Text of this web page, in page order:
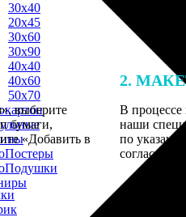
30х40
20х45
30х60
30х90
40х40
40х60
50х70
выберите
бумаги,
«Добавить в
2.
В процессе
наши
по